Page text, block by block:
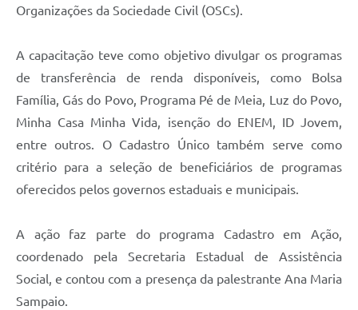
Organizações da Sociedade Civil (OSCs).
A capacitação teve como objetivo divulgar os programas
de transferência de renda disponíveis, como Bolsa
Família, Gás do Povo, Programa Pé de Meia, Luz do Povo,
Minha Casa Minha Vida, isenção do ENEM, ID Jovem,
entre outros. O Cadastro Único também serve como
critério para a seleção de beneficiários de programas
oferecidos pelos governos estaduais e municipais.
A ação faz parte do programa Cadastro em Ação,
coordenado pela Secretaria Estadual de Assistência
Social, e contou com a presença da palestrante Ana Maria
Sampaio.